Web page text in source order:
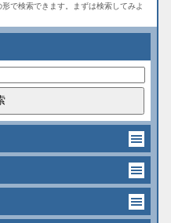
で検索できます。まずは検索してみよ